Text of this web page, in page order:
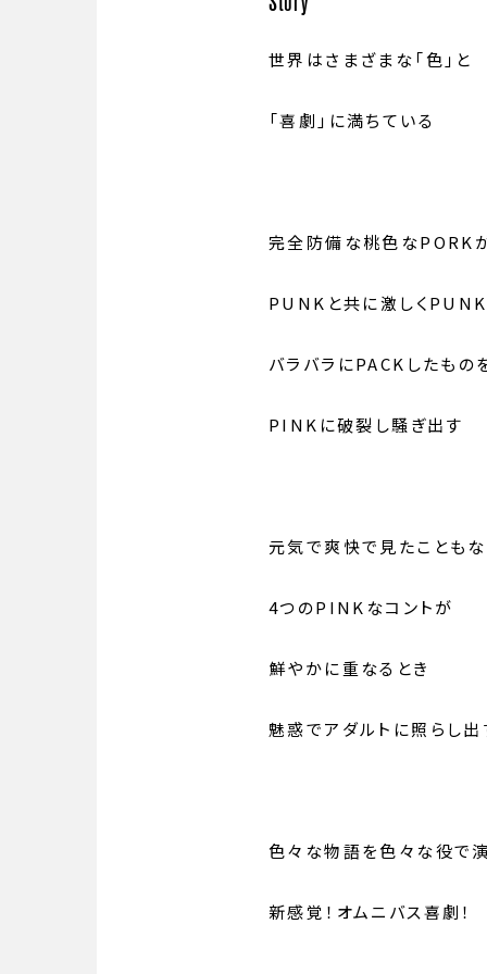
世界はさまざまな「色」と
「喜劇」に満ちている
完全防備な桃色なPORK
PUNKと共に激しくPUNK
バラバラにPACKしたもの
PINKに破裂し騒ぎ出す
元気で爽快で見たことも
4つのPINKなコントが
鮮やかに重なるとき
魅惑でアダルトに照らし出
色々な物語を色々な役で
新感覚！オムニバス喜劇！